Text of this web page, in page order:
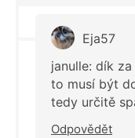
Eja57
janulle: dík
to musí být
tedy určitě
Odpovědět